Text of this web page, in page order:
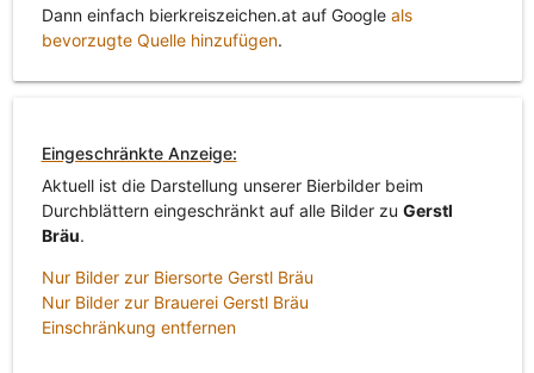
Dann einfach bierkreiszeichen.at auf Google als
bevorzugte Quelle hinzufügen.
Eingeschränkte Anzeige:
Aktuell ist die Darstellung unserer Bierbilder beim
Durchblättern eingeschränkt auf alle Bilder zu Gerstl
Bräu.
Nur Bilder zur Biersorte Gerstl Bräu
Nur Bilder zur Brauerei Gerstl Bräu
Einschränkung entfernen